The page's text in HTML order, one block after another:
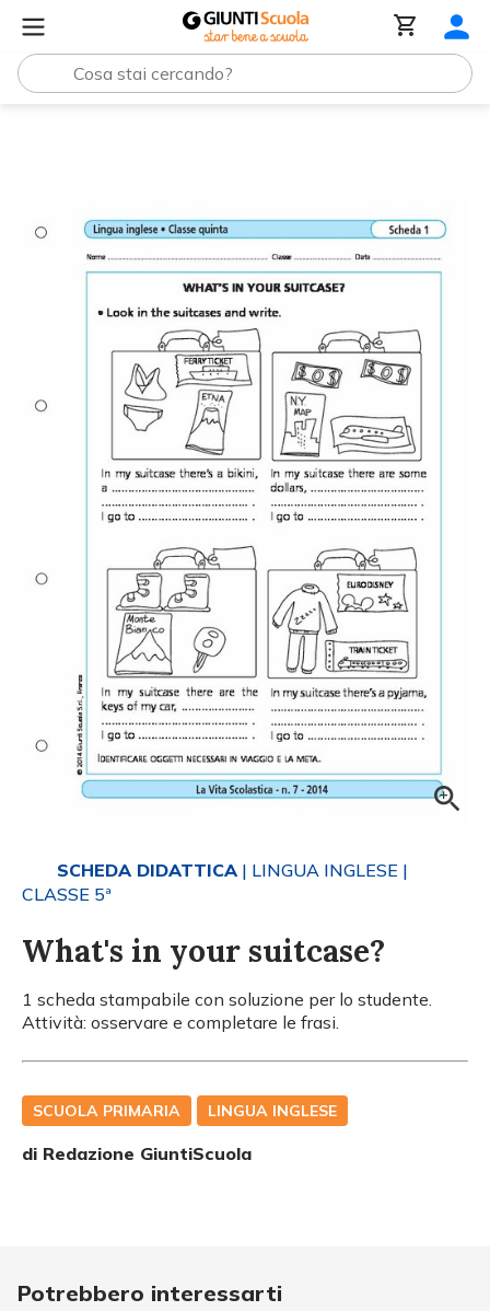
SCHEDA DIDATTICA | LINGUA INGLESE |
CLASSE 5ª
What's in your suitcase?
1 scheda stampabile con soluzione per lo studente.
Attività: osservare e completare le frasi.
SCUOLA PRIMARIA LINGUA INGLESE
di Redazione GiuntiScuola
Potrebbero interessarti